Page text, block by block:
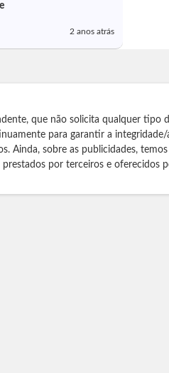
2 anos atrás
que não solicita qualquer tipo
para garantir a
Ainda, sobre as publicidades,
por terceiros e oferecidos